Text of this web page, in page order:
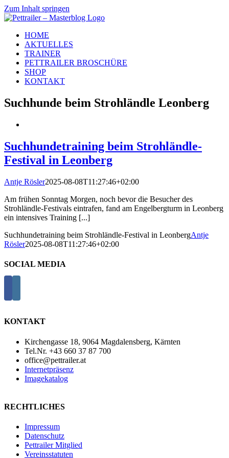
Zum Inhalt springen
HOME
AKTUELLES
TRAINER
PETTRAILER BROSCHÜRE
SHOP
KONTAKT
Suchhunde beim Strohländle Leonberg
Suchhundetraining beim Strohländle-
Festival in Leonberg
Antje Rösler2025-08-08T11:27:46+02:00
Am frühen Sonntag Morgen, noch bevor die Besucher des
Strohländle-Festivals eintrafen, fand am Engelbergturm in Leonberg
ein intensives Training [...]
Suchhundetraining beim Strohländle-Festival in LeonbergAntje
Rösler2025-08-08T11:27:46+02:00
SOCIAL MEDIA
KONTAKT
Kirchengasse 18, 9064 Magdalensberg, Kärnten
Tel.Nr. +43 660 37 87 700
office@pettrailer.at
Internetpräsenz
Imagekatalog
RECHTLICHES
Impressum
Datenschutz
Pettrailer Mitglied
Vereinsstatuten